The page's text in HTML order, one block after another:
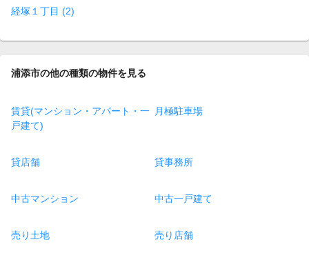
経塚１丁目 (2)
浦添市の他の種類の物件を見る
賃貸(マンション・アパート・一
戸建て)
月極駐車場
貸店舗 貸事務所
中古マンション 中古一戸建て
売り土地 売り店舗